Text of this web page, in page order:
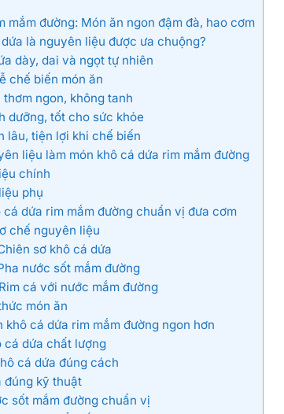
mắm đường: Món ăn ngon đậm đà, hao cơm
là nguyên liệu được ưa chuộng?
dày, dai và ngọt tự nhiên
chế biến món ăn
ngon, không tanh
dưỡng, tốt cho sức khỏe
lâu, tiện lợi khi chế biến
liệu làm món khô cá dứa rim mắm đường
chính
phụ
cá dứa rim mắm đường chuẩn vị đưa cơm
chế nguyên liệu
sơ khô cá dứa
nước sốt mắm đường
cá với nước mắm đường
món ăn
khô cá dứa rim mắm đường ngon hơn
cá dứa chất lượng
cá dứa đúng cách
kỹ thuật
sốt mắm đường chuẩn vị